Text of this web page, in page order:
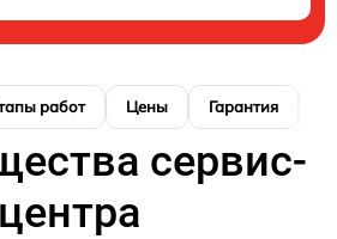
работ Цены Гарантия
сервис-
центра